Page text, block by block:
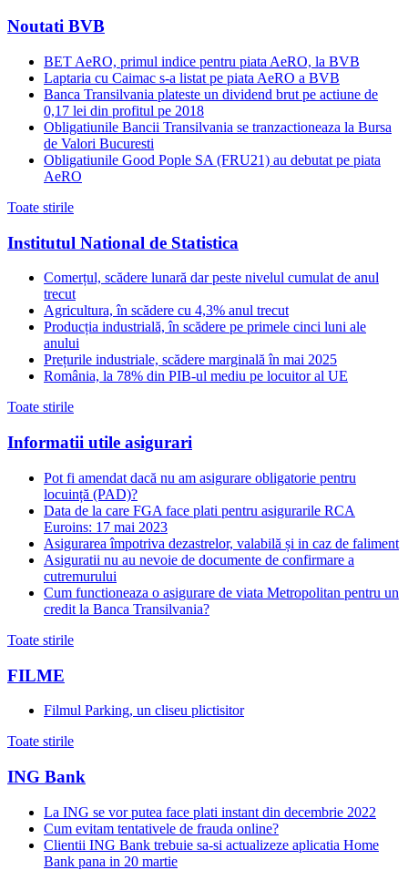
Noutati BVB
BET AeRO, primul indice pentru piata AeRO, la BVB
Laptaria cu Caimac s-a listat pe piata AeRO a BVB
Banca Transilvania plateste un dividend brut pe actiune de
0,17 lei din profitul pe 2018
Obligatiunile Bancii Transilvania se tranzactioneaza la Bursa
de Valori Bucuresti
Obligatiunile Good Pople SA (FRU21) au debutat pe piata
AeRO
Toate stirile
Institutul National de Statistica
Comerțul, scădere lunară dar peste nivelul cumulat de anul
trecut
Agricultura, în scădere cu 4,3% anul trecut
Producția industrială, în scădere pe primele cinci luni ale
anului
Prețurile industriale, scădere marginală în mai 2025
România, la 78% din PIB-ul mediu pe locuitor al UE
Toate stirile
Informatii utile asigurari
Pot fi amendat dacă nu am asigurare obligatorie pentru
locuință (PAD)?
Data de la care FGA face plati pentru asigurarile RCA
Euroins: 17 mai 2023
Asigurarea împotriva dezastrelor, valabilă și in caz de faliment
Asiguratii nu au nevoie de documente de confirmare a
cutremurului
Cum functioneaza o asigurare de viata Metropolitan pentru un
credit la Banca Transilvania?
Toate stirile
FILME
Filmul Parking, un cliseu plictisitor
Toate stirile
ING Bank
La ING se vor putea face plati instant din decembrie 2022
Cum evitam tentativele de frauda online?
Clientii ING Bank trebuie sa-si actualizeze aplicatia Home
Bank pana in 20 martie